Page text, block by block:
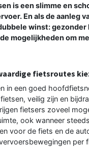
is een slimme en
En als de aanleg
winst: gezonder
mogelijkheden om
fietsroutes
in een goed
veilig zijn en
fietsers zoveel
ook wanneer
voor de fiets en de
per